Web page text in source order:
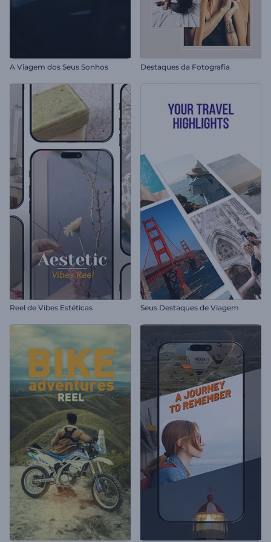
A Viagem dos Seus Sonhos Destaques da Fotografia
Reel de Vibes Estéticas Seus Destaques de Viagem